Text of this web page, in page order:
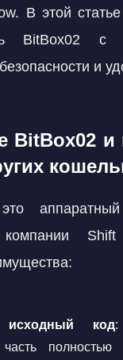
В этой
BitBox02 с
и
BitBox02
компании
исходный код:
часть полностью